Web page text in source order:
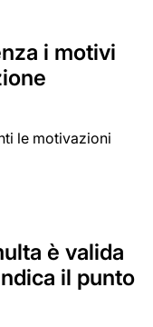
i motivi
le motivazioni
è valida
il punto